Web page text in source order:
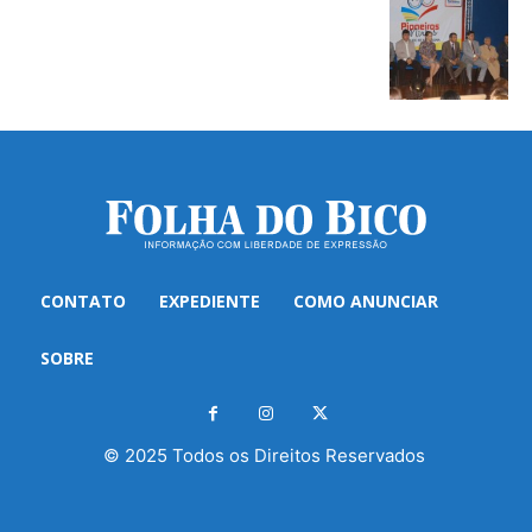
CONTATO EXPEDIENTE COMO ANUNCIAR
SOBRE
© 2025 Todos os Direitos Reservados